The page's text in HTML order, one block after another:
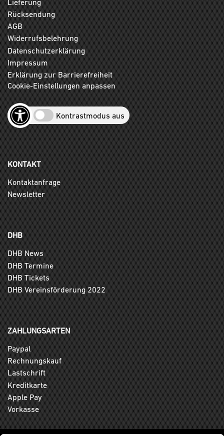
Lieferung
Rücksendung
AGB
Widerrufsbelehrung
Datenschutzerklärung
Impressum
Erklärung zur Barrierefreiheit
Cookie-Einstellungen anpassen
Kontrastmodus aus
KONTAKT
Kontaktanfrage
Newsletter
DHB
DHB News
DHB Termine
DHB Tickets
DHB Vereinsförderung 2022
ZAHLUNGSARTEN
Paypal
Rechnungskauf
Lastschrift
Kreditkarte
Apple Pay
Vorkasse